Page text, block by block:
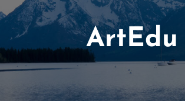
ArtEdu